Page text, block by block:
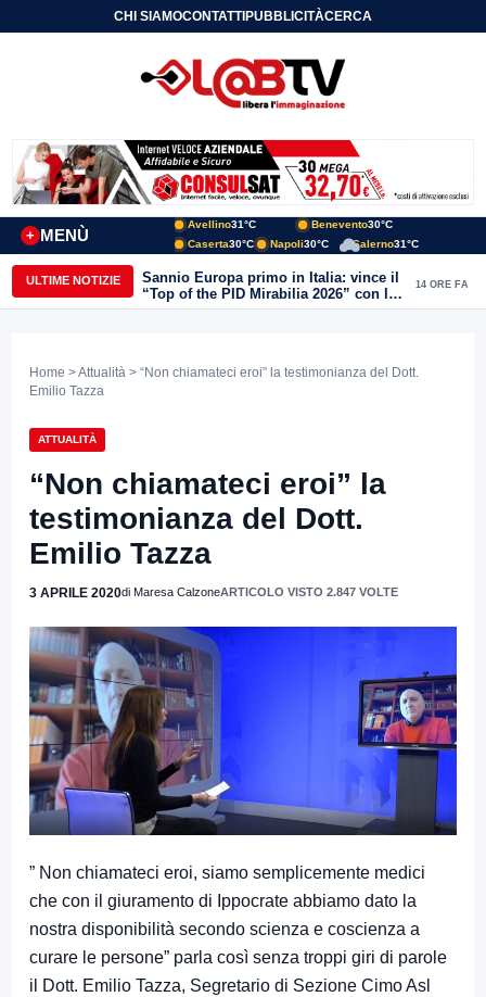
CHI SIAMOCONTATTIPUBBLICITÀCERCA
MENÙ
+
Avellino31°C Benevento30°C
Caserta30°C Napoli30°C Salerno31°C
ULTIME NOTIZIE
Sannio Europa primo in Italia: vince il
“Top of the PID Mirabilia 2026” con la
realtà virtuale nei musei del Sannio
14 ORE FA
Home >Attualità > “Non chiamateci eroi” la testimonianza del Dott.
Emilio Tazza
ATTUALITÀ
“Non chiamateci eroi” la
testimonianza del Dott.
Emilio Tazza
3 APRILE 2020di Maresa CalzoneARTICOLO VISTO 2.847 VOLTE
” Non chiamateci eroi, siamo semplicemente medici
che con il giuramento di Ippocrate abbiamo dato la
nostra disponibilità secondo scienza e coscienza a
curare le persone” parla così senza troppi giri di parole
il Dott. Emilio Tazza, Segretario di Sezione Cimo Asl